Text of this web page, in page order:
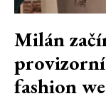
Milán
fashion